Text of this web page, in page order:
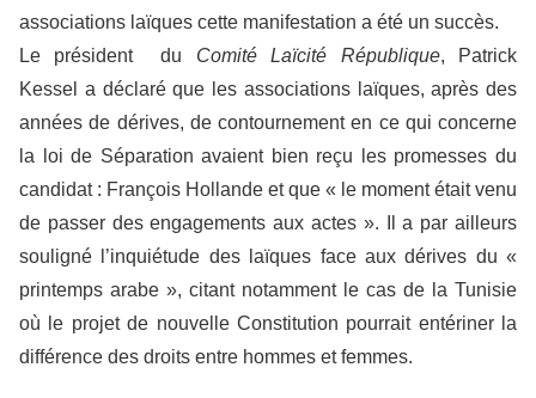
associations laïques cette manifestation a été un succès.
Le président du Comité Laïcité République, Patrick
Kessel a déclaré que les associations laïques, après des
années de dérives, de contournement en ce qui concerne
la loi de Séparation avaient bien reçu les promesses du
candidat : François Hollande et que « le moment était venu
de passer des engagements aux actes ». Il a par ailleurs
souligné l’inquiétude des laïques face aux dérives du «
printemps arabe », citant notamment le cas de la Tunisie
où le projet de nouvelle Constitution pourrait entériner la
différence des droits entre hommes et femmes.